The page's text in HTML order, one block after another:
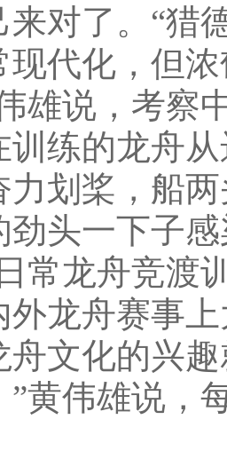
来对了。“猎
现代化，但
雄说，考察
训练的龙舟
力划桨，船
劲头一下子
龙舟竞渡训
外龙舟赛事
舟文化的兴
”黄伟雄说，